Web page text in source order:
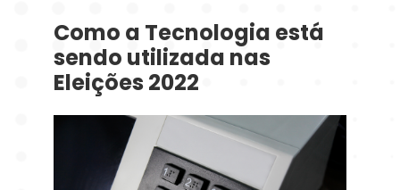
Como a Tecnologia está
sendo utilizada nas
Eleições 2022